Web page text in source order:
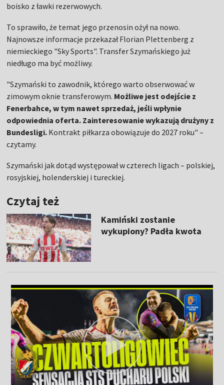
boisko z ławki rezerwowych.
To sprawiło, że temat jego przenosin ożył na nowo.
Najnowsze informacje przekazał Florian Plettenberg z
niemieckiego "Sky Sports". Transfer Szymańskiego już
niedługo ma być możliwy.
"Szymański to zawodnik, którego warto obserwować w
zimowym oknie transferowym. Możliwe jest odejście z
Fenerbahce, w tym nawet sprzedaż, jeśli wpłynie
odpowiednia oferta. Zainteresowanie wykazują drużyny z
Bundesligi. Kontrakt piłkarza obowiązuje do 2027 roku" –
czytamy.
Szymański jak dotąd występował w czterech ligach – polskiej,
rosyjskiej, holenderskiej i tureckiej.
Czytaj też
Kamiński zostanie
wykupiony? Padła kwota